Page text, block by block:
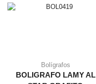
MONOLITH
Bolígrafos
BOLIGRAFO LAMY AL